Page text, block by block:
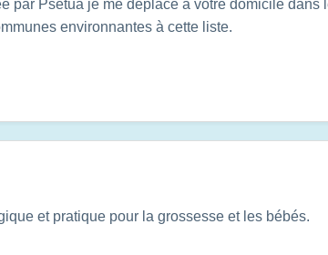
par Psetua je me déplace à votre domicile dans
environnantes à cette liste.
et pratique pour la grossesse et les bébés.